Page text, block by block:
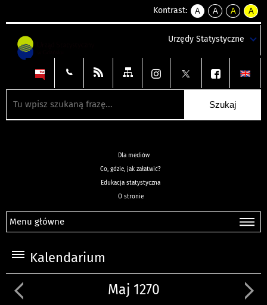
Kontrast:
A
kontrast
A
kontrast
tekst
czarnym
A
kontrast
tekst
czarnym
A
tekst
żółtym
Urzędy Statystyczne
Dla mediów
Co, gdzie, jak załatwić?
Edukacja statystyczna
O stronie
Menu główne
Kalendarium
Maj 1270